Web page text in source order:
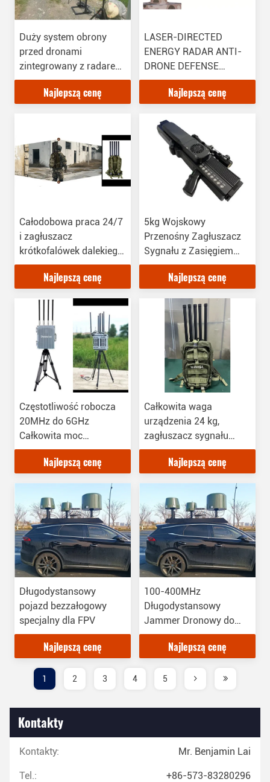
Duży system obrony
przed dronami
zintegrowany z radarem,
kamerą
optoelektroniczną i
Najlepszą cenę
LASER-DIRECTED
ENERGY RADAR ANTI-
DRONE DEFENSE
SYSTEM
Najlepszą cenę
Całodobowa praca 24/7
i zagłuszacz
krótkofalówek dalekiego
zasięgu z zasięgiem
zagłuszania 75m
Najlepszą cenę
5kg Wojskowy
Przenośny Zagłuszacz
Sygnału z Zasięgiem
Zagłuszania 300m
Najlepszą cenę
Częstotliwość robocza
20MHz do 6GHz
Całkowita moc
wyjściowa 150W Drone
Jammer dla
bezpieczeństwa
Najlepszą cenę
Całkowita waga
urządzenia 24 kg,
zagłuszacz sygnału
wojskowego z zasięgiem
zagłuszania 75 m i
Najlepszą cenę
Długodystansowy
pojazd bezzałogowy
specjalny dla FPV
Najlepszą cenę
100-400MHz
Długodystansowy
Jammer Dronowy do
pojazdów specjalny dla
Najlepszą cenę
1 2 3 4 5
Kontakty
Kontakty: Mr. Benjamin Lai
Tel.: +86-573-83280296